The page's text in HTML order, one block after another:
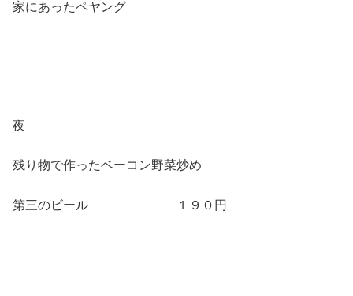
家にあったペヤング
夜
残り物で作ったベーコン野菜炒め
第三のビール １９０円